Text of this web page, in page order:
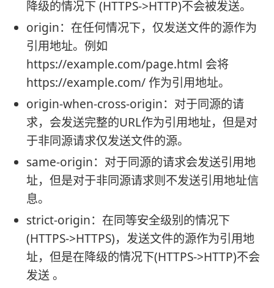
降级的情况下 (HTTPS->HTTP)不会被发送。
origin：在任何情况下，仅发送文件的源作为
引用地址。例如
https://example.com/page.html 会将
https://example.com/ 作为引用地址。
origin-when-cross-origin：对于同源的请
求，会发送完整的URL作为引用地址，但是对
于非同源请求仅发送文件的源。
same-origin：对于同源的请求会发送引用地
址，但是对于非同源请求则不发送引用地址信
息。
strict-origin：在同等安全级别的情况下
(HTTPS->HTTPS)，发送文件的源作为引用地
址，但是在降级的情况下(HTTPS->HTTP)不会
发送 。